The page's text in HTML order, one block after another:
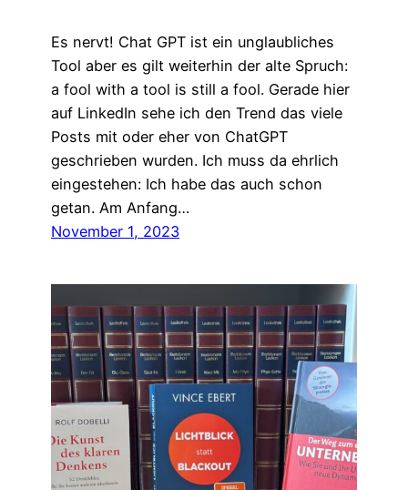
Es nervt! Chat GPT ist ein unglaubliches
Tool aber es gilt weiterhin der alte Spruch:
a fool with a tool is still a fool. Gerade hier
auf LinkedIn sehe ich den Trend das viele
Posts mit oder eher von ChatGPT
geschrieben wurden. Ich muss da ehrlich
eingestehen: Ich habe das auch schon
getan. Am Anfang…
November 1, 2023